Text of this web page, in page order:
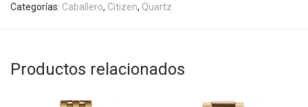
Categorías: Caballero, Citizen, Quartz
Productos relacionados